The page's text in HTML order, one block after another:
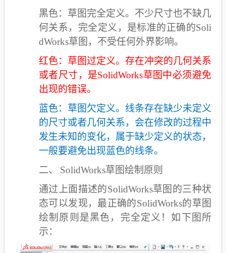
黑色：草图完全定义。不少尺寸也不缺几
何关系，完全定义，是标准的正确的Soli
dWorks草图，不受任何外界影响。
红色：草图过定义。存在冲突的几何关系
或者尺寸，是SolidWorks草图中必须避免
出现的错误。
蓝色：草图欠定义。线条存在缺少未定义
的尺寸或者几何关系，会在修改的过程中
发生未知的变化，属于缺少定义的状态，
一般要避免出现蓝色的线条。
二、
SolidWorks草图绘制原则
通过上面描述的SolidWorks草图的三种状
态可以发现，最正确的SolidWorks的草图
绘制原则是黑色，完全定义！如下图所
示：